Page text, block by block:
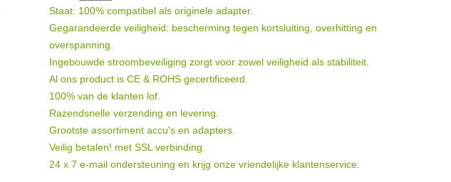
Staat: 100% compatibel als originele adapter.
Gegarandeerde veiligheid: bescherming tegen kortsluiting, overhitting en
overspanning.
Ingebouwde stroombeveiliging zorgt voor zowel veiligheid als stabiliteit.
Al ons product is CE & ROHS gecertificeerd.
100% van de klanten lof.
Razendsnelle verzending en levering.
Grootste assortiment accu's en adapters.
Veilig betalen! met SSL verbinding.
24 x 7 e-mail ondersteuning en krijg onze vriendelijke klantenservice.